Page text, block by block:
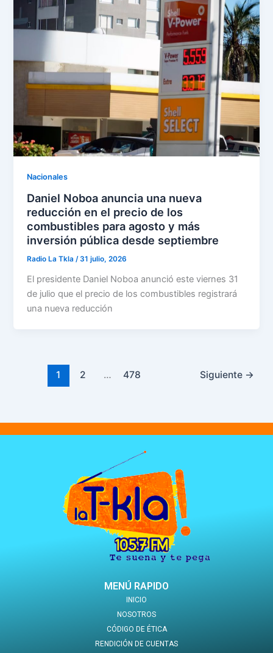
Nacionales
Daniel Noboa anuncia una nueva
reducción en el precio de los
combustibles para agosto y más
inversión pública desde septiembre
Radio La Tkla/31 julio, 2026
El presidente Daniel Noboa anunció este viernes 31
de julio que el precio de los combustibles registrará
una nueva reducción
1 2 … 478 Siguiente →
MENÚ RAPIDO
INICIO
NOSOTROS
CÓDIGO DE ÉTICA
RENDICIÓN DE CUENTAS